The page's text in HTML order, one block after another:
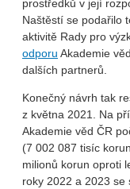
prostředků v její
Naštěstí se podařilo
aktivitě Rady pro
odporu Akademie
dalších partnerů.
Konečný návrh tak
z května 2021. Na
Akademie věd ČR
(7 002 087 tisíc
milionů korun oproti
roky 2022 a 2023 se